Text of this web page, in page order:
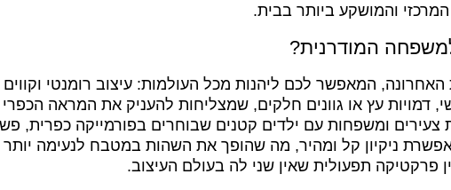
והמושקע ביותר בבית.
המודרנית?
המאפשר לכם ליהנות מכל העולמות: עיצוב רומנטי וקווים
דמויות עץ או גוונים חלקים, שמצליחות להעניק את המראה
צעירים ומשפחות עם ילדים קטנים שבוחרים בפורמייקה
ניקיון קל ומהיר, מה שהופך את השהות במטבח לנעימה
פרקטיקה תפעולית שאין שני לה בעולם העיצוב.